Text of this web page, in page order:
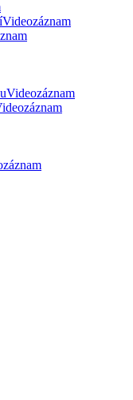
Videozáznam
Videozáznam